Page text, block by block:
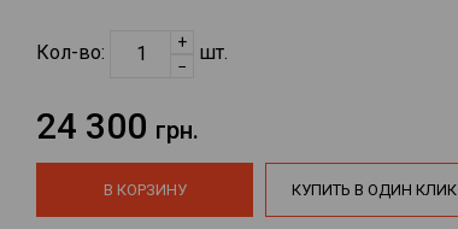
Кол-во:
−
+ шт.
24 300 грн.
В КОРЗИНУ КУПИТЬ В ОДИН КЛИК